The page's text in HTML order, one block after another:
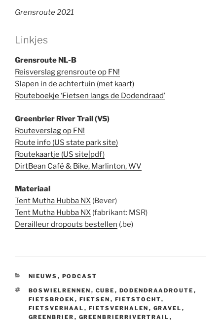
Grensroute 2021
Linkjes
Grensroute NL-B
Reisverslag grensroute op FN!
Slapen in de achtertuin (met kaart)
Routeboekje ‘Fietsen langs de Dodendraad’
Greenbrier River Trail (VS)
Routeverslag op FN!
Route info (US state park site)
Routekaartje (US site|pdf)
DirtBean Café & Bike, Marlinton, WV
Materiaal
Tent Mutha Hubba NX (Bever)
Tent Mutha Hubba NX (fabrikant: MSR)
Derailleur dropouts bestellen (.be)
CATEGORIEËN
NIEUWS , PODCAST
TAGS
BOSWIELRENNEN , CUBE , DODENDRAADROUTE ,
FIETSBROEK , FIETSEN , FIETSTOCHT,
FIETSVERHAAL , FIETSVERHALEN , GRAVEL ,
GREENBRIER , GREENBRIERRIVERTRAIL ,